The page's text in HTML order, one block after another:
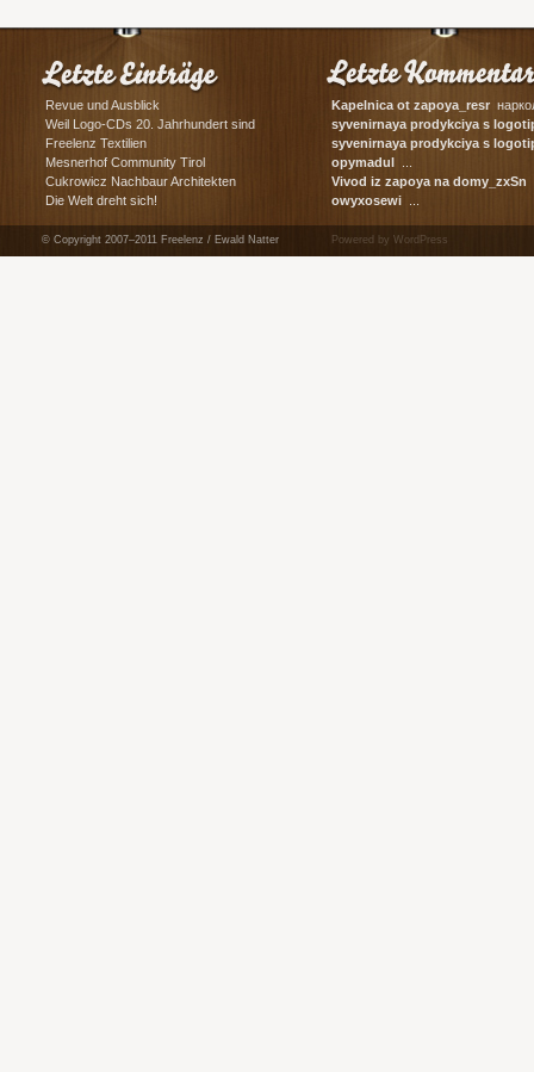
Revue und Ausblick
Weil Logo-CDs 20. Jahrhundert sind
Freelenz Textilien
Mesnerhof Community Tirol
Cukrowicz Nachbaur Architekten
Die Welt dreht sich!
Kapelnica ot zapoya_resr
syvenirnaya prodykciya s
сувенирная ...
syvenirnaya prodykciya s
корпоративные ...
opymadul
Vivod iz zapoya na domy_zxSn
owyxosewi
© Copyright 2007–2011 Freelenz / Ewald Natter Powered by WordPress